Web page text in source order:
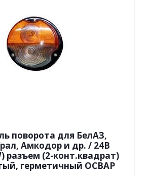
поворота для БелАЗ,
Амкодор и др. / 24В
разъем (2-конт.квадрат)
герметичный ОСВАР